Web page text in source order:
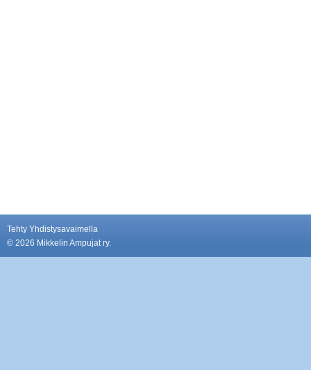
Tehty Yhdistysavaimella
© 2026 Mikkelin Ampujat ry.